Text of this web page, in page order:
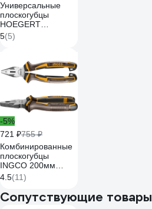
Универсальные
плоскогубцы
HOEGERT
TECHNIK 200 мм
HT1P009
5(5)
-5%
721 ₽755 ₽
Комбинированные
плоскогубцы
INGCO 200мм
INDUSTRIAL
HCP28208
4.5(11)
Сопутствующие товары